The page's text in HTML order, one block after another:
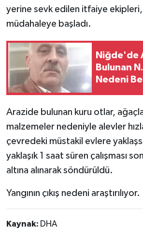
yerine sevk edilen itfaiye ekipleri,
müdahaleye başladı.
Niğde'de
Bulunan
Nedeni
Arazide bulunan kuru otlar,
malzemeler nedeniyle alevler
çevredeki müstakil evlere
yaklaşık 1 saat süren çalışması
altına alınarak söndürüldü.
Yangının çıkış nedeni araştırılıyor.
Kaynak: DHA